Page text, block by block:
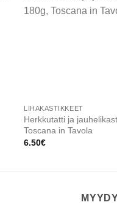
LIHAKASTIKKEET
Herkkutatti ja
Toscana in Tavola
6.50€